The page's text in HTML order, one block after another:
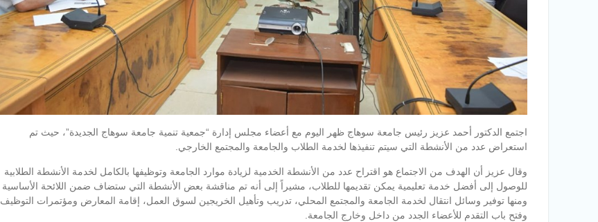
اجتمع الدكتور أحمد عزيز رئيس جامعة سوهاج ظهر اليوم مع أعضاء مجلس إدارة “جمعية تنمية جامعة سوهاج الجديدة”، حيث تم
استعراض عدد من الأنشطة التي سيتم تنفيذها لخدمة الطلاب والجامعة والمجتمع الخارجي.
وقال عزيز أن الهدف من الاجتماع هو اقتراح عدد من الأنشطة الخدمية لزيادة موارد الجامعة وتوظيفها بالكامل لخدمة الأنشطة الطلابية
للوصول إلى أفضل خدمة تعليمية يمكن تقديمها للطلاب، مشيراً إلى أنه تم مناقشة بعض الأنشطة التي ستضاف ضمن اللائحة الأساسية
ومنها توفير وسائل انتقال لخدمة الجامعة والمجتمع المحلي، تدريب وتأهيل الخريجين لسوق العمل، إقامة المعارض ومؤتمرات التوظيف
وفتح باب التقدم للأعضاء الجدد من داخل وخارج الجامعة.